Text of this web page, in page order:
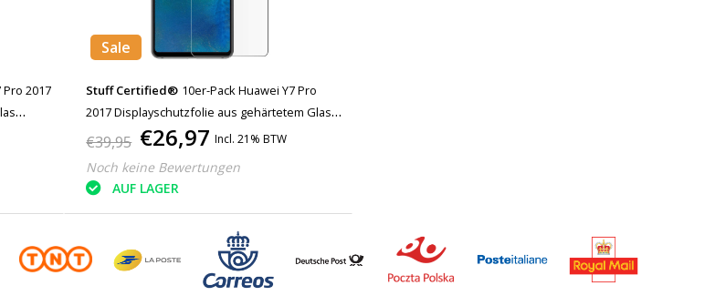
2017
Sale
Stuff Certified® 10er-Pack Huawei Y7 Pro
2017 Displayschutzfolie aus gehärtetem Glas
Filmglas aus gehärtetem Glas
€39,95 €26,97 Incl. 21% BTW
Noch keine Bewertungen
AUF LAGER